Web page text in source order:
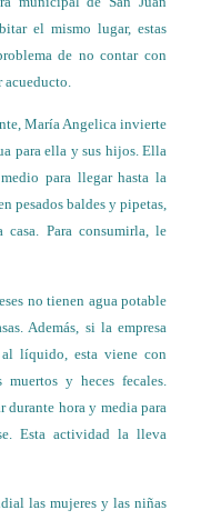
el mismo lugar, estas
de no contar con
María Angelica invierte
para ella y sus hijos. Ella
para llegar hasta la
pesados baldes y pipetas,
Para consumirla, le
no tienen agua potable
Además, si la empresa
líquido, esta viene con
y heces fecales.
durante hora y media para
Esta actividad la lleva
las mujeres y las niñas